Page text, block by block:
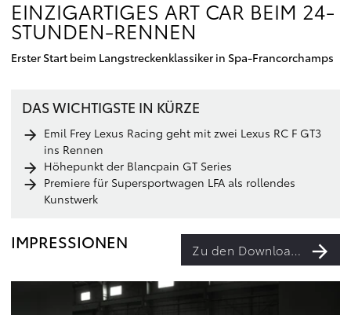
EINZIGARTIGES ART CAR BEIM 24-
STUNDEN-RENNEN
Erster Start beim Langstreckenklassiker in Spa-Francorchamps
DAS WICHTIGSTE IN KÜRZE
Emil Frey Lexus Racing geht mit zwei Lexus RC F GT3
ins Rennen
Höhepunkt der Blancpain GT Series
Premiere für Supersportwagen LFA als rollendes
Kunstwerk
IMPRESSIONEN Zu den Downloads